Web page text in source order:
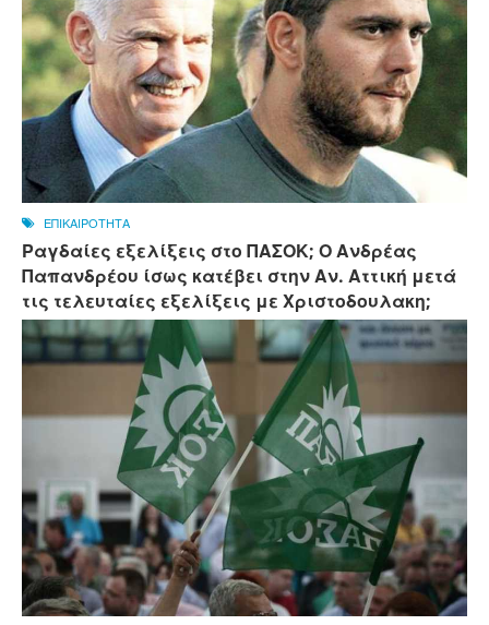
ΕΠΙΚΑΙΡΟΤΗΤΑ
Ραγδαίες εξελίξεις στο ΠΑΣΟΚ; Ο Ανδρέας
Παπανδρέου ίσως κατέβει στην Αν. Αττική μετά
τις τελευταίες εξελίξεις με Χριστοδουλακη;